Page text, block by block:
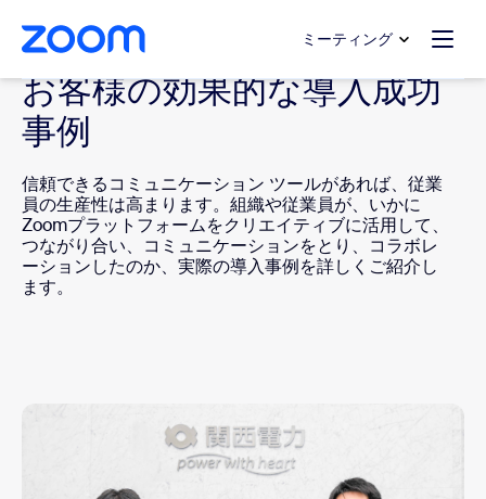
テンツへスキップ
ットへスキップ ミーティング
お客様の効果的な導入成功
事例
信頼できるコミュニケーション ツールがあれば、従業
員の生産性は高まります。組織や従業員が、いかに
Zoomプラットフォームをクリエイティブに活用して、
つながり合い、コミュニケーションをとり、コラボレ
ーションしたのか、実際の導入事例を詳しくご紹介し
ます。